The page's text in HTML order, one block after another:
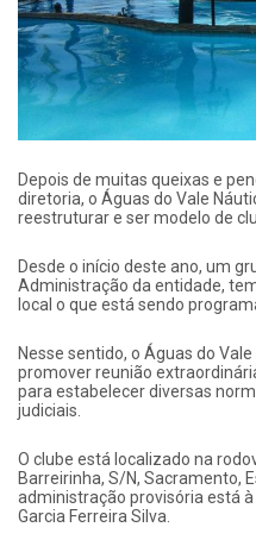
Depois de muitas queixas e
diretoria, o Águas do Vale
reestruturar e ser modelo de
Desde o início deste ano, um
Administração da entidade,
local o que está sendo
Nesse sentido, o Águas do
promover reunião
para estabelecer diversas
judiciais.
O clube está localizado na
Barreirinha, S/N, Sacramento,
administração provisória está
Garcia Ferreira Silva.